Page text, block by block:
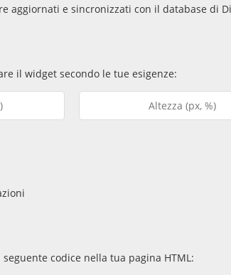
aggiornati e sincronizzati con il database di
il widget secondo le tue esigenze:
codice nella tua pagina HTML: